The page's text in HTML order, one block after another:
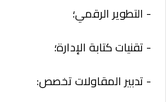
- التطوير الرقمي؛
- تقنيات كتابة الإدارة؛
- تدبير المقاولات تخصص: